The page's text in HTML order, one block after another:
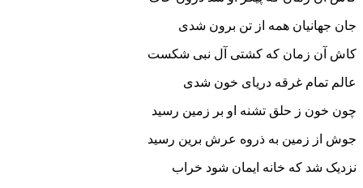
جان جهانیان همه از تن برون شدی
کاش آن زمان که کشتی آل نبی شکست
عالم تمام غرقه دریای خون شدی
چون خون ز حلق تشنه او بر زمین رسید
جوش از زمین به ذروه عرش برین رسید
نزدیک شد که خانه ایمان شود خراب